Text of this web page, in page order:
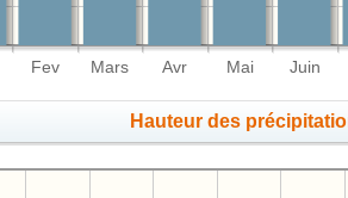
Fev Mars Avr Mai Juin
Hauteur des